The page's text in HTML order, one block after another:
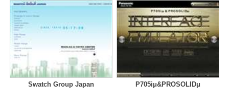
Swatch Group Japan P705iμ&PROSOLIDμ